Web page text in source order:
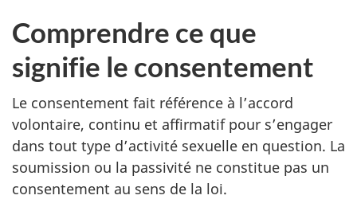
Comprendre ce que
signifie le consentement
Le consentement fait référence à l’accord
volontaire, continu et affirmatif pour s’engager
dans tout type d’activité sexuelle en question. La
soumission ou la passivité ne constitue pas un
consentement au sens de la loi.